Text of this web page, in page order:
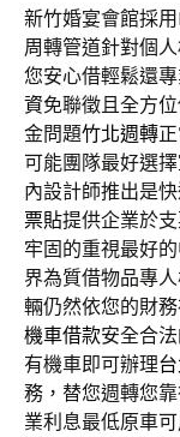
新竹婚宴會館採用
周轉管道針對個
您安心借輕鬆還
資免聯徵且全方
金問題竹北週轉
可能團隊最好選
內設計師推出是
票貼提供企業於
牢固的重視最好的
界為質借物品專
輛仍然依您的財
機車借款安全合
有機車即可辦理
務，替您週轉您
業利息最低原車